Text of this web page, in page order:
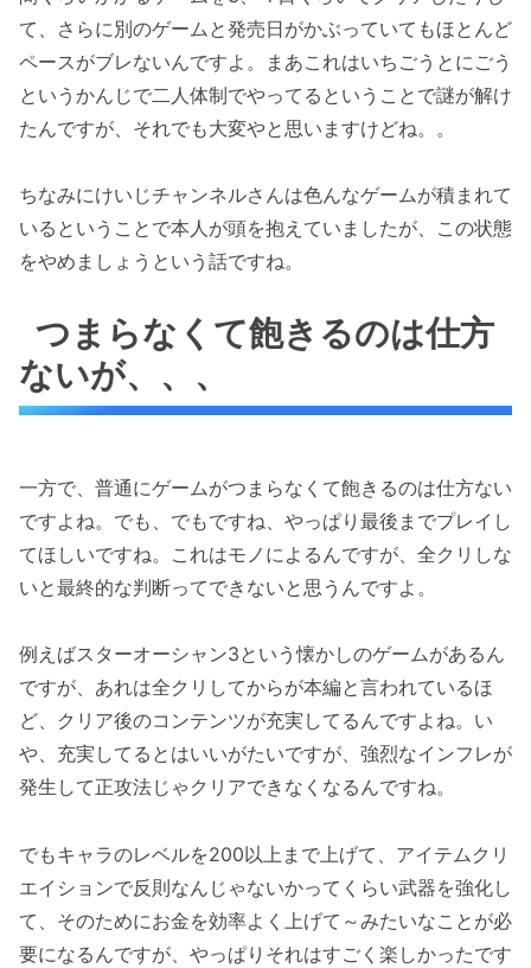
て、さらに別のゲームと発売日がかぶっていてもほとんど
ペースがブレないんですよ。まあこれはいちごうとにごう
というかんじで二人体制でやってるということで謎が解け
たんですが、それでも大変やと思いますけどね。。
ちなみにけいじチャンネルさんは色んなゲームが積まれて
いるということで本人が頭を抱えていましたが、この状態
をやめましょうという話ですね。
つまらなくて飽きるのは仕方
ないが、、、
一方で、普通にゲームがつまらなくて飽きるのは仕方ない
ですよね。でも、でもですね、やっぱり最後までプレイし
てほしいですね。これはモノによるんですが、全クリしな
いと最終的な判断ってできないと思うんですよ。
例えばスターオーシャン3という懐かしのゲームがあるん
ですが、あれは全クリしてからが本編と言われているほ
ど、クリア後のコンテンツが充実してるんですよね。い
や、充実してるとはいいがたいですが、強烈なインフレが
発生して正攻法じゃクリアできなくなるんですね。
でもキャラのレベルを200以上まで上げて、アイテムクリ
エイションで反則なんじゃないかってくらい武器を強化し
て、そのためにお金を効率よく上げて～みたいなことが必
要になるんですが、やっぱりそれはすごく楽しかったです